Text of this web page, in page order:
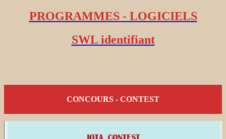
PROGRAMMES - LOGICIELS
SWL identifiant
CONCOURS - CONTEST